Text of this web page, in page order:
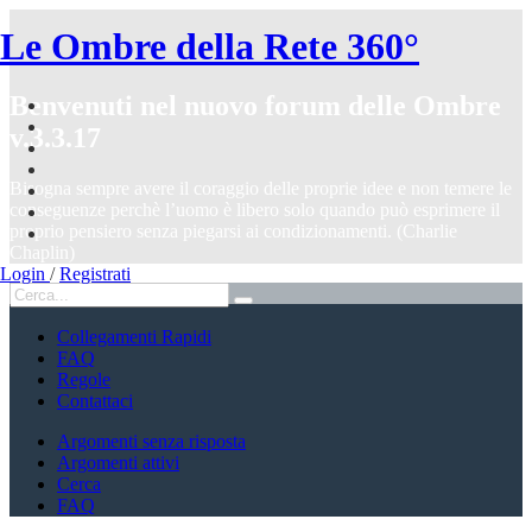
Le Ombre della Rete 360°
Login / Registrati
Benvenuti nel nuovo forum delle Ombre
v.3.3.17
Bisogna sempre avere il coraggio delle proprie idee e non temere le
conseguenze perchè l’uomo è libero solo quando può esprimere il
proprio pensiero senza piegarsi ai condizionamenti. (Charlie
Chaplin)
Collegamenti Rapidi
FAQ
Regole
Contattaci
Argomenti senza risposta
Argomenti attivi
Cerca
FAQ